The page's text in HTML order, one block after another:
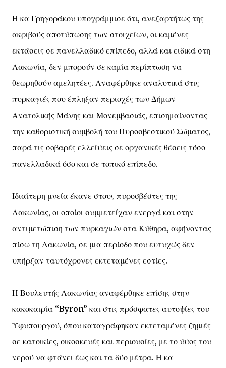
Η κα Γρηγοράκου υπογράμμισε ότι, ανεξαρτήτως της
ακριβούς αποτύπωσης των στοιχείων, οι καμένες
εκτάσεις σε πανελλαδικό επίπεδο, αλλά και ειδικά στη
Λακωνία, δεν μπορούν σε καμία περίπτωση να
θεωρηθούν αμελητέες. Αναφέρθηκε αναλυτικά στις
πυρκαγιές που έπληξαν περιοχές των Δήμων
Ανατολικής Μάνης και Μονεμβασιάς, επισημαίνοντας
την καθοριστική συμβολή του Πυροσβεστικού Σώματος,
παρά τις σοβαρές ελλείψεις σε οργανικές θέσεις τόσο
πανελλαδικά όσο και σε τοπικό επίπεδο.
Ιδιαίτερη μνεία έκανε στους πυροσβέστες της
Λακωνίας, οι οποίοι συμμετείχαν ενεργά και στην
αντιμετώπιση των πυρκαγιών στα Κύθηρα, αφήνοντας
πίσω τη Λακωνία, σε μια περίοδο που ευτυχώς δεν
υπήρξαν ταυτόχρονες εκτεταμένες εστίες.
Η Βουλευτής Λακωνίας αναφέρθηκε επίσης στην
κακοκαιρία “Byron” και στις πρόσφατες αυτοψίες του
Υφυπουργού, όπου καταγράφηκαν εκτεταμένες ζημιές
σε κατοικίες, οικοσκευές και περιουσίες, με το ύψος του
νερού να φτάνει έως και τα δύο μέτρα. Η κα